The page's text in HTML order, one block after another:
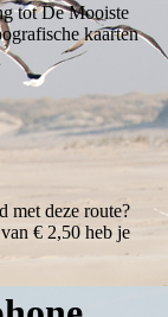
tot De Mooiste
kaarten
met deze route?
€ 2,50 heb je